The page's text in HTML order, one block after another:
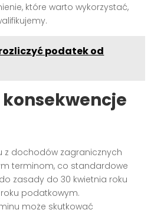
które warto wykorzystać,
podatek od
z dochodów zagranicznych
terminom, co standardowe
zasady do 30 kwietnia roku
podatkowym.
może skutkować